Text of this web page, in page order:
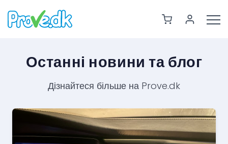
Останні новини та блог
Дізнайтеся більше на Prove.dk